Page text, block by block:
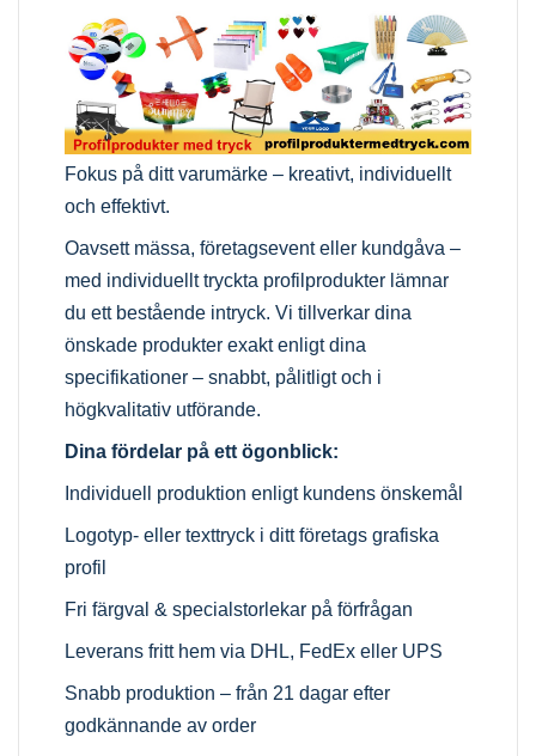
Fokus på ditt varumärke – kreativt, individuellt
och effektivt.
Oavsett mässa, företagsevent eller kundgåva –
med individuellt tryckta profilprodukter lämnar
du ett bestående intryck. Vi tillverkar dina
önskade produkter exakt enligt dina
specifikationer – snabbt, pålitligt och i
högkvalitativ utförande.
Dina fördelar på ett ögonblick:
Individuell produktion enligt kundens önskemål
Logotyp- eller texttryck i ditt företags grafiska
profil
Fri färgval & specialstorlekar på förfrågan
Leverans fritt hem via DHL, FedEx eller UPS
Snabb produktion – från 21 dagar efter
godkännande av order